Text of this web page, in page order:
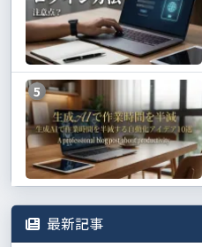
5
最新記事